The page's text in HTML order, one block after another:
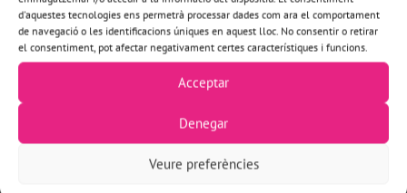
d'aquestes tecnologies ens permetrà processar dades com ara el comportament
de navegació o les identificacions úniques en aquest lloc. No consentir o retirar
el consentiment, pot afectar negativament certes característiques i funcions.
Acceptar
Denegar
Veure preferències
ENTREVISTA
Entrevista a la Revista
d'Innovació en Periodisme:
Clara Soteras (SEO): «Els
mitjans necessiten menys